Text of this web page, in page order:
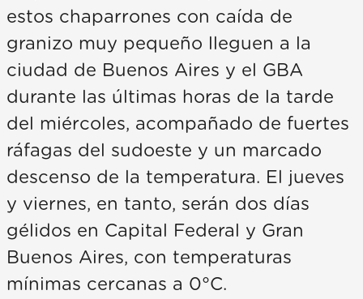
estos chaparrones con caída de
granizo muy pequeño lleguen a la
ciudad de Buenos Aires y el GBA
durante las últimas horas de la tarde
del miércoles, acompañado de fuertes
ráfagas del sudoeste y un marcado
descenso de la temperatura. El jueves
y viernes, en tanto, serán dos días
gélidos en Capital Federal y Gran
Buenos Aires, con temperaturas
mínimas cercanas a 0°C.